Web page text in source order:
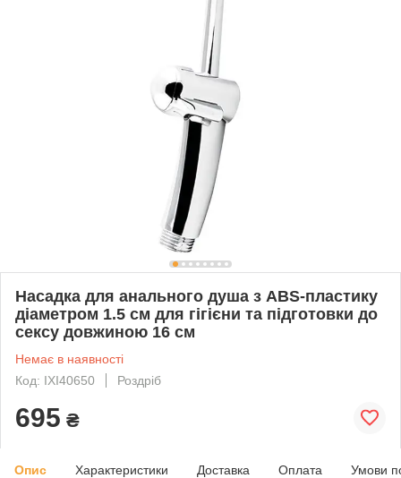
Насадка для анального душа з ABS-пластику
діаметром 1.5 см для гігієни та підготовки до
сексу довжиною 16 см
Немає в наявності
Код: IXI40650
Роздріб
695 ₴
Опис Характеристики Доставка Оплата Умови